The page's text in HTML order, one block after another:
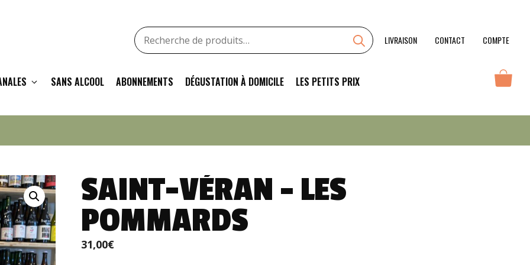
SANS ALCOOL ABONNEMENTS DÉGUSTATION À DOMICILE LES PETITS PRIX
LIVRAISON CONTACT COMPTE
Recherche
pour
SAINT-VÉRAN – LES
POMMARDS
31,00€